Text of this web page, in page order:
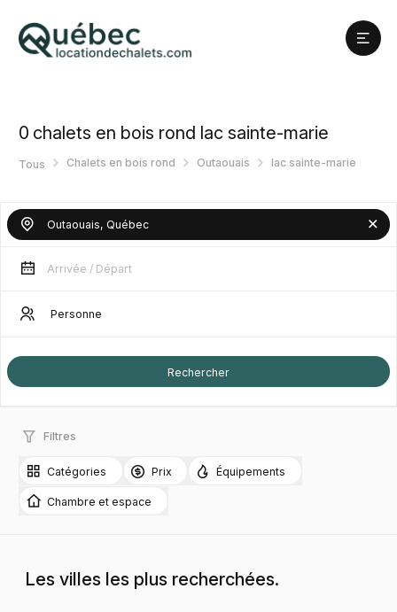
0 chalets en bois rond lac sainte-marie
Tous Chalets en bois rond Outaouais lac sainte-marie
Filtres
Catégories Prix Équipements
Chambre et espace
Les villes les plus recherchées.